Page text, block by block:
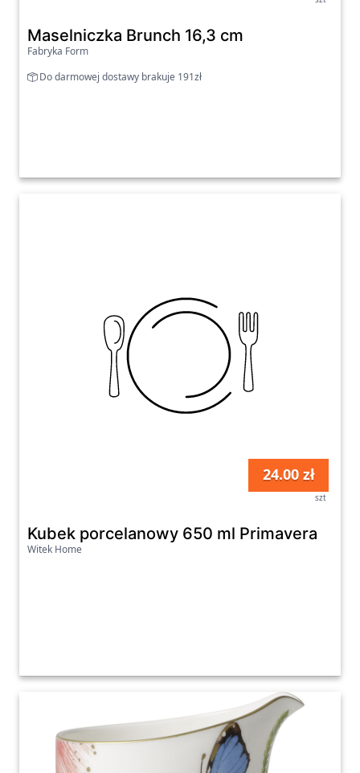
Maselniczka Brunch 16,3 cm
Fabryka Form
Do darmowej dostawy brakuje 191zł
24.00 zł
szt
Kubek porcelanowy 650 ml Primavera
Witek Home